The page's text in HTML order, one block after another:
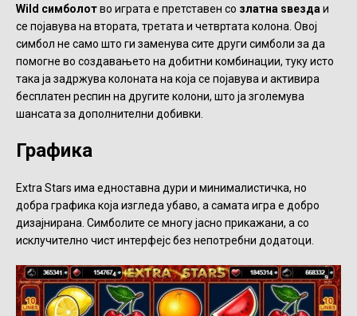
Wild симболотво играта е претставен со златна ѕвезда и
се појавува на втората, третата и четвртата колона. Овој
симбол не само што ги заменува сите други симболи за да
помогне во создавањето на добитни комбинации, туку исто
така ја задржува колоната на која се појавува и активира
бесплатен респин на другите колони, што ја зголемува
шансата за дополнителни добивки.
Графика
Extra Stars има едноставна дури и минималистичка, но
добра графика која изгледа убаво, а самата игра е добро
дизајнирана. Симболите се многу јасно прикажани, а со
исклучително чист интерфејс без непотребни додатоци.